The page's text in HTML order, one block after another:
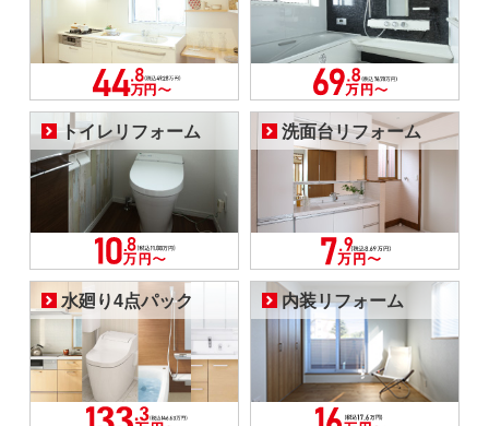
トイレリフォーム 洗面台リフォーム
水廻り4点パック 内装リフォーム